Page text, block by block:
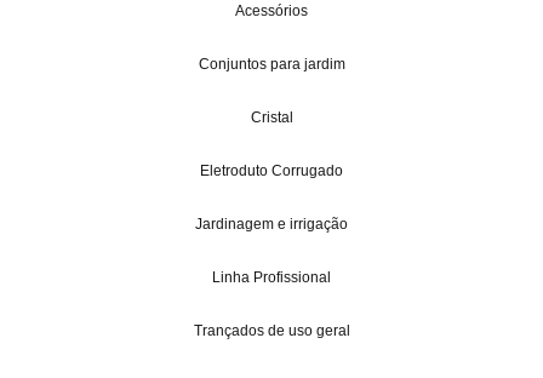
Acessórios
Conjuntos para jardim
Cristal
Eletroduto Corrugado
Jardinagem e irrigação
Linha Profissional
Trançados de uso geral